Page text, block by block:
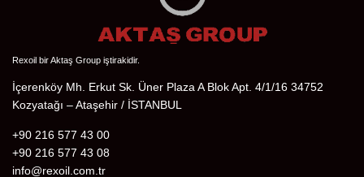
Rexoil bir Aktaş Group iştirakidir.
İçerenköy Mh. Erkut Sk. Üner Plaza A Blok Apt. 4/1/16 34752
Kozyatağı – Ataşehir / İSTANBUL
+90 216 577 43 00
+90 216 577 43 08
info@rexoil.com.tr